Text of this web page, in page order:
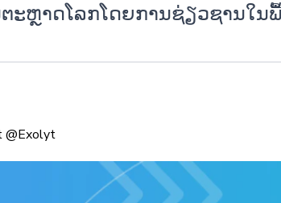
ະຫຼາດໂລກໂດຍການຊ່ຽວຊານໃ
@Exolyt